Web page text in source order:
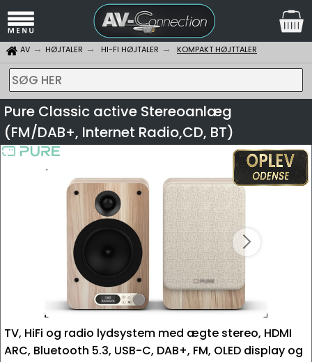
AV HØJTALER HI-FI HØJTALER KOMPAKT HØJTTALER
SØG HER
Pure Classic active Stereoanlæg
(FM/DAB+, Internet Radio,CD, BT)
TV, HiFi og radio lydsystem med ægte stereo, HDMI
ARC, Bluetooth 5.3, USB-C, DAB+, FM, OLED display og